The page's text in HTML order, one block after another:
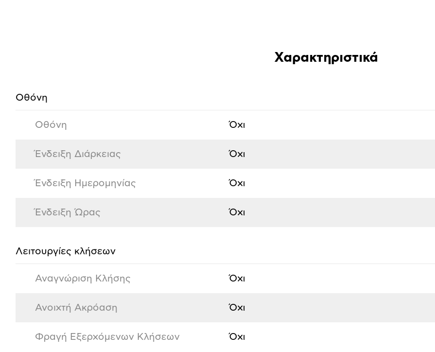
Χαρακτηριστικά
Οθόνη
Οθόνη Όχι
Ένδειξη Διάρκειας Όχι
Ένδειξη Ημερομηνίας Όχι
Ένδειξη Ώρας Όχι
Λειτουργίες κλήσεων
Αναγνώριση Κλήσης Όχι
Ανοιχτή Ακρόαση Όχι
Φραγή Εξερχόμενων Κλήσεων Όχι